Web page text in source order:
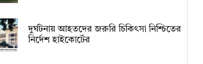
দুর্ঘটনায় আহতদের জরুরি চিকিৎসা নিশ্চিতের
নির্দেশ হাইকোর্টের